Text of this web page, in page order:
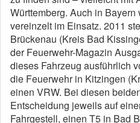
Württemberg. Auch in
vereinzelt im Einsatz. 2011
Brückenau (Kreis Bad
der Feuerwehr-Magazin
dieses Fahrzeug ausführlich
die Feuerwehr in Kitzingen
einen VRW. Bei diesen
Entscheidung jeweils auf
Fahrgestell, einen T5 in Bad